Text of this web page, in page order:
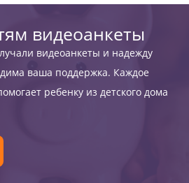
видеоанкеты
видеоанкеты и надежду
ваша поддержка. Каждое
ребенку из детского дома